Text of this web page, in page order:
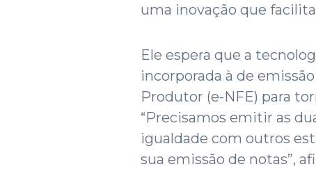
uma inovação que
Ele espera que a
incorporada à de
Produtor (e-NFE) para
“Precisamos emitir as
igualdade com outros
sua emissão de notas”,